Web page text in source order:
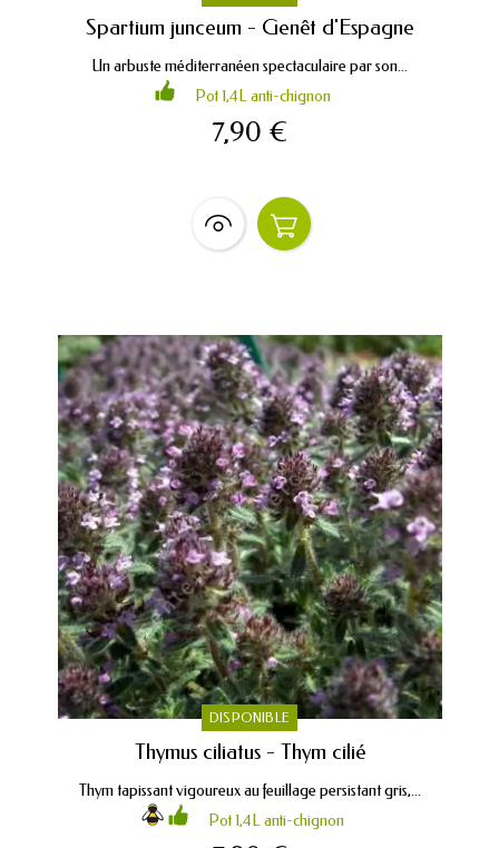
Spartium junceum - Genêt d'Espagne
Un arbuste méditerranéen spectaculaire par son...
Pot 1,4L anti-chignon
7,90 €
DISPONIBLE
Thymus ciliatus - Thym cilié
Thym tapissant vigoureux au feuillage persistant gris,...
Pot 1,4L anti-chignon